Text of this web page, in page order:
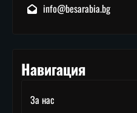
info@besarabia.bg
Навигация
За нас